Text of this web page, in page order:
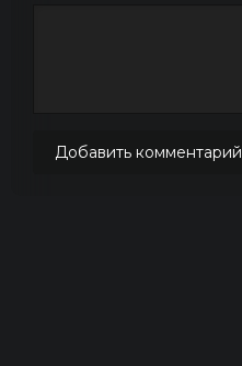
Добавить комментарий